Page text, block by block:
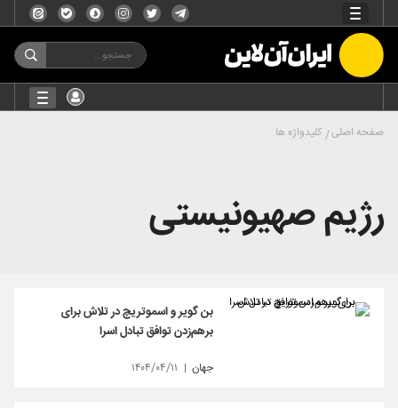
صفحه اصلی کلیدواژه ها
رژیم صهیونیستی
بن گویر و اسموتریچ در تلاش برای
برهم‌زدن توافق تبادل اسرا
جهان ۱۴۰۴/۰۴/۱۱